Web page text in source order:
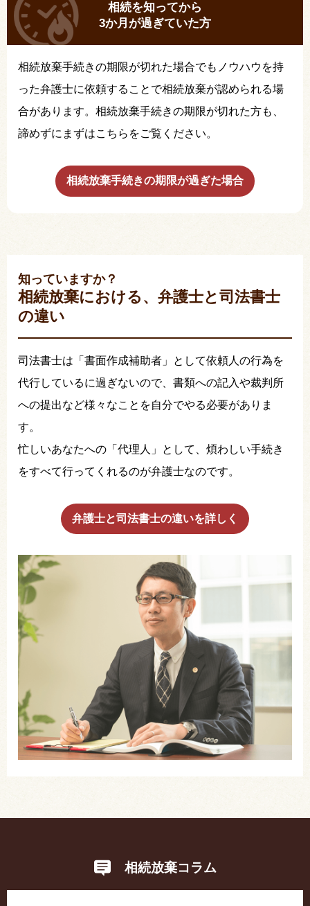
相続を知ってから
3か月が過ぎていた方
相続放棄手続きの期限が切れた場合でもノウハウを持
った弁護士に依頼することで相続放棄が認められる場
合があります。相続放棄手続きの期限が切れた方も、
諦めずにまずはこちらをご覧ください。
相続放棄手続きの期限が過ぎた場合
知っていますか？
相続放棄における、弁護士と司法書士
の違い
司法書士は「書面作成補助者」として依頼人の行為を
代行しているに過ぎないので、書類への記入や裁判所
への提出など様々なことを自分でやる必要がありま
す。
忙しいあなたへの「代理人」として、煩わしい手続き
をすべて行ってくれるのが弁護士なのです。
弁護士と司法書士の違いを詳しく
相続放棄コラム